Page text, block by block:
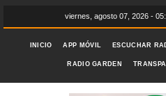
viernes, agosto 07, 2026 -
INICIO APP MÓVIL ESCUCHAR
RADIO GARDEN